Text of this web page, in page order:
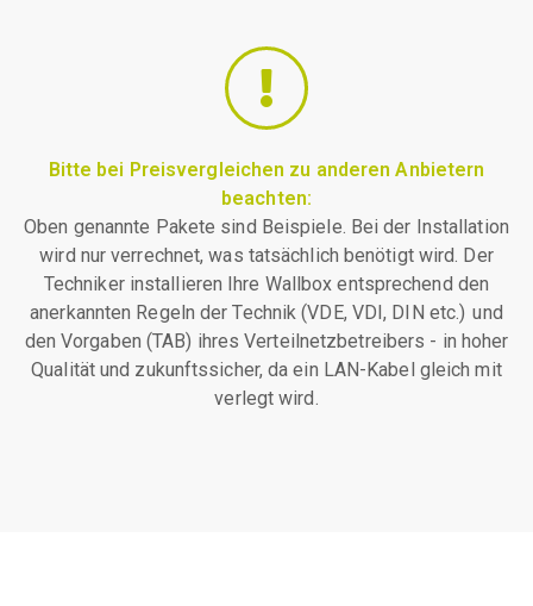
Bitte bei Preisvergleichen zu anderen Anbietern
beachten:
Oben genannte Pakete sind Beispiele. Bei der Installation
wird nur verrechnet, was tatsächlich benötigt wird. Der
Techniker installieren Ihre Wallbox entsprechend den
anerkannten Regeln der Technik (VDE, VDI, DIN etc.) und
den Vorgaben (TAB) ihres Verteilnetzbetreibers - in hoher
Qualität und zukunftssicher, da ein LAN-Kabel gleich mit
verlegt wird.